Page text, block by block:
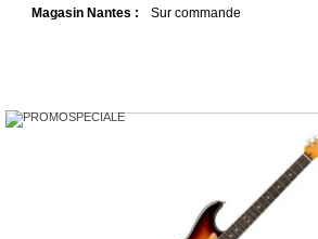
Magasin Nantes :
Sur commande